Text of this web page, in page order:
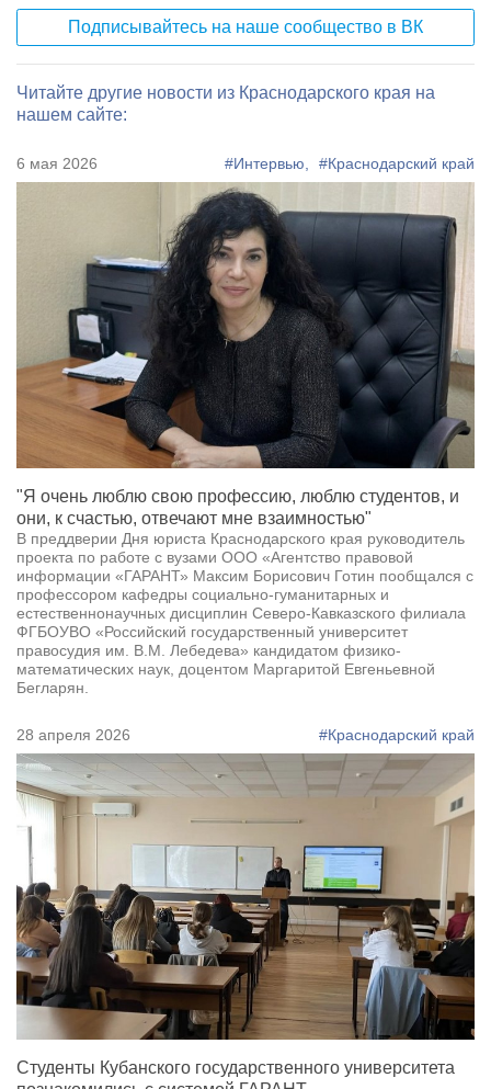
Подписывайтесь на наше сообщество в ВК
Читайте другие новости из Краснодарского края на
нашем сайте:
6 мая 2026 #Интервью, #Краснодарский край
"Я очень люблю свою профессию, люблю студентов, и
они, к счастью, отвечают мне взаимностью"
В преддверии Дня юриста Краснодарского края руководитель
проекта по работе с вузами ООО «Агентство правовой
информации «ГАРАНТ» Максим Борисович Готин пообщался с
профессором кафедры социально-гуманитарных и
естественнонаучных дисциплин Северо-Кавказского филиала
ФГБОУВО «Российский государственный университет
правосудия им. В.М. Лебедева» кандидатом физико-
математических наук, доцентом Маргаритой Евгеньевной
Бегларян.
28 апреля 2026 #Краснодарский край
Студенты Кубанского государственного университета